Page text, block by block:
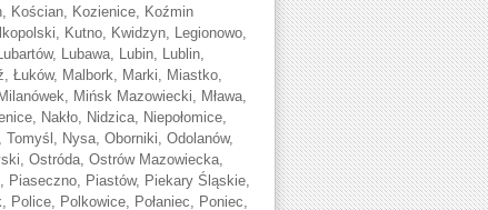
Kościan, Kozienice, Koźmin
Kutno, Kwidzyn, Legionowo,
Lubawa, Lubin, Lublin,
Łuków, Malbork, Marki, Miastko,
Mińsk Mazowiecki, Mława,
Nakło, Nidzica, Niepołomice,
Tomyśl, Nysa, Oborniki, Odolanów,
Ostróda, Ostrów Mazowiecka,
Piaseczno, Piastów, Piekary Śląskie,
Police, Polkowice, Połaniec, Poniec,